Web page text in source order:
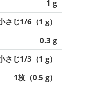
1 g
さじ1/6（1 g）
0.3 g
さじ1/3（1 g）
1枚（0.5 g）